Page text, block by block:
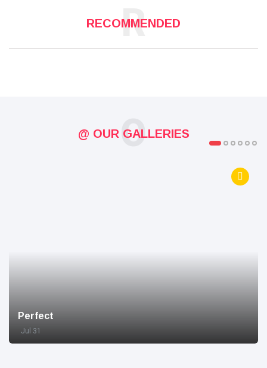
RECOMMENDED
R
@ OUR GALLERIES
O
Perfect
Jul 31